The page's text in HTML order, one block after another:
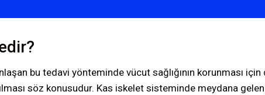
bu tedavi yönteminde vücut sağlığının korunması
söz konusudur. Kas iskelet sisteminde meydana